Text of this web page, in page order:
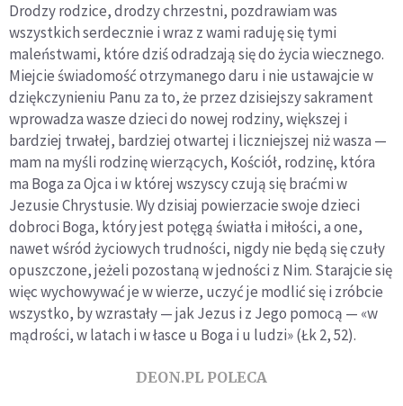
Drodzy rodzice, drodzy chrzestni, pozdrawiam was
wszystkich serdecznie i wraz z wami raduję się tymi
maleństwami, które dziś odradzają się do życia wiecznego.
Miejcie świadomość otrzymanego daru i nie ustawajcie w
dziękczynieniu Panu za to, że przez dzisiejszy sakrament
wprowadza wasze dzieci do nowej rodziny, większej i
bardziej trwałej, bardziej otwartej i liczniejszej niż wasza —
mam na myśli rodzinę wierzących, Kościół, rodzinę, która
ma Boga za Ojca i w której wszyscy czują się braćmi w
Jezusie Chrystusie. Wy dzisiaj powierzacie swoje dzieci
dobroci Boga, który jest potęgą światła i miłości, a one,
nawet wśród życiowych trudności, nigdy nie będą się czuły
opuszczone, jeżeli pozostaną w jedności z Nim. Starajcie się
więc wychowywać je w wierze, uczyć je modlić się i zróbcie
wszystko, by wzrastały — jak Jezus i z Jego pomocą — «w
mądrości, w latach i w łasce u Boga i u ludzi» (Łk 2, 52).
DEON.PL POLECA